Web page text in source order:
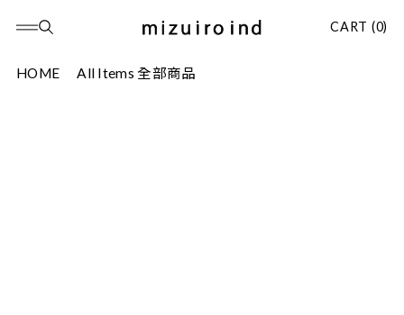
CART (0)
HOME All Items 全部商品